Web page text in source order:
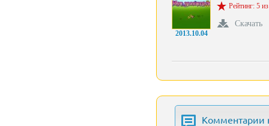
2013.10.04
Рейтинг: 5
Скачать
Комментарии